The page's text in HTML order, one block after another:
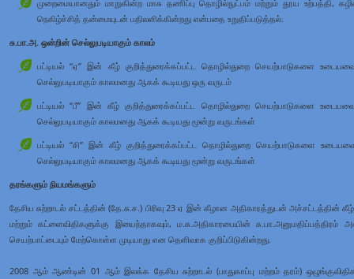
முறைமையானதும் மாறுகின்ற மாசு தணிப்பு தொழில்நுட்பம் மற்றும் தூய உற்பத்தி,
நெகிழ்ச்சித் தன்மையுடன் பதிலளிக்கின்றது என்பதை உறுதிப்படுத்தல்.
சு.பா.அ. ஒன்றின் செல்லுபடியாகும் காலம்
பட்டியல் “ஏ” இன் கீழ் குறித்துரைக்கப்பட்ட தொழில்துறை செயற்பாடுகளை உடையவை
செல்லுபடியாகும் காலமனது ஆகக் கூடியது ஒரு வருடம்
பட்டியல் “பீ” இன் கீழ் குறித்துரைக்கப்பட்ட தொழில்துறை செயற்பாடுகளை உடையவை
செல்லுபடியாகும் காலமனது ஆகக் கூடியது மூன்று வருடங்கள்
பட்டியல் “சி” இன் கீழ் குறித்துரைக்கப்பட்ட தொழில்துறை செயற்பாடுகளை உடையவை
செல்லுபடியாகும் காலமனது ஆகக் கூடியது மூன்று வருடங்கள்
தரங்களும் நியமங்களும்
தேசிய சுற்றாடல் சட்டத்தின் (தே.சு.ச.) பிரிவு 23 ஏ இன் கீழான அதிகாரத்துடன்
மற்றும் கட்ளைவிதிகளுக்கு இயைந்தாகவும், ம.சு.அதிகாரபையின்
செயற்பாட்டையும் மேற்கொள்ள முடியாது என தெளிவாக குறிப்பிடுகின்றது.
2008 ஆம் ஆண்டின் 01 ஆம் இலக்க தேசிய சுற்றாடல் (பாதுகாப்பு மற்றம் தரம்)